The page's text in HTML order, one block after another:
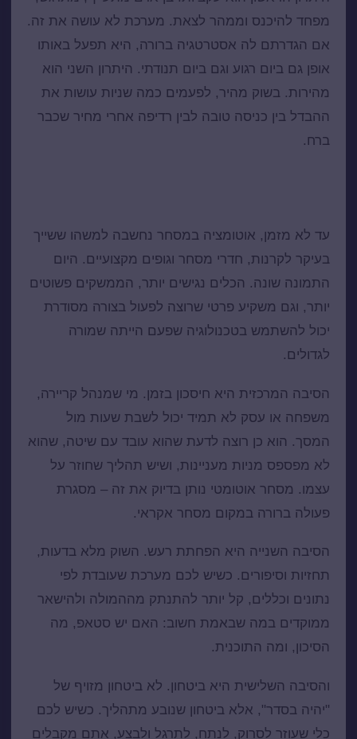
מפחד להיכנס וממהר לצאת. מערכת לא עושה את זה.
אם הגדרתם לה אסטרטגיה ברורה, היא תפעל באותו
אופן גם ביום רגוע וגם ביום תנודתי. היתרון השני הוא
מהירות. בשוק מהיר, לפעמים כמה שניות עושות את
ההבדל בין כניסה טובה לבין רדיפה אחרי מחיר שכבר
ברח.
עד לא מזמן, אוטומציה במסחר נחשבה למשהו ששייך
בעיקר לקרנות, חדרי מסחר וגופים מקצועיים. היום
התמונה שונה. הכלים נגישים יותר, הממשקים פשוטים
יותר, וגם משקיע פרטי שרוצה לפעול בצורה מסודרת
יכול להשתמש בטכנולוגיה שפעם הייתה שמורה
לגדולים.
הסיבה המרכזית היא חיסכון בזמן. מי שמנהל קריירה,
משפחה או עסק לא תמיד יכול לשבת שעות מול
המסך. הוא כן רוצה לדעת שהוא עובד עם שיטה, שהוא
לא מפספס מניות מעניינות, ושיש תהליך שחוזר על
עצמו. מסחר אוטומטי נותן בדיוק את זה – מסגרת
פעולה ברורה במקום מסחר אקראי.
הסיבה השנייה היא הפחתת רעש. השוק מלא בדעות,
תחזיות וסיפורים. כשיש לכם מערכת שעובדת לפי
נתונים וכללים, קל יותר להתנתק מההמולה ולהישאר
ממוקדים במה שבאמת חשוב: האם יש סטאפ, מה
הסיכון, ומה התוכנית.
והסיבה השלישית היא ביטחון. לא ביטחון מזויף של
"יהיה בסדר", אלא ביטחון שנובע מתהליך. כשיש לכם
כלי שעוזר לסרוק, לנתח, לתרגל ולבצע, אתם מקבלים